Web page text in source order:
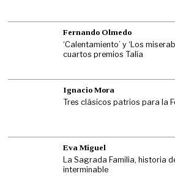
Fernando Olmedo
‘Calentamiento’ y ‘Los
cuartos premios Talía
Ignacio Mora
Tres clásicos patrios para la
Eva Miguel
La Sagrada Familia, historia
interminable